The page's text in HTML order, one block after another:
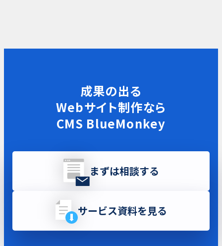
成果の出る
Webサイト制作なら
CMS BlueMonkey
まずは相談する
サービス資料を見る